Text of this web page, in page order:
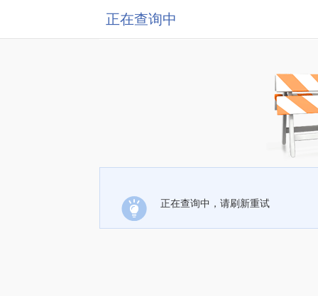
正在查询中
正在查询中，请刷新重试